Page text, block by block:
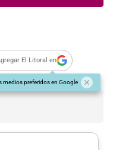
El Litoral en
medios preferidos en Google